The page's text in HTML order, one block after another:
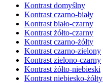
Kontrast domyślny
Kontrast czarno-biały
Kontrast biało-czarny
Kontrast żółto-czarny
Kontrast czarno-żółty
Kontrast czarno-zielony
Kontrast zielono-czarny
Kontrast żółto-niebieski
Kontrast niebiesko-żółty